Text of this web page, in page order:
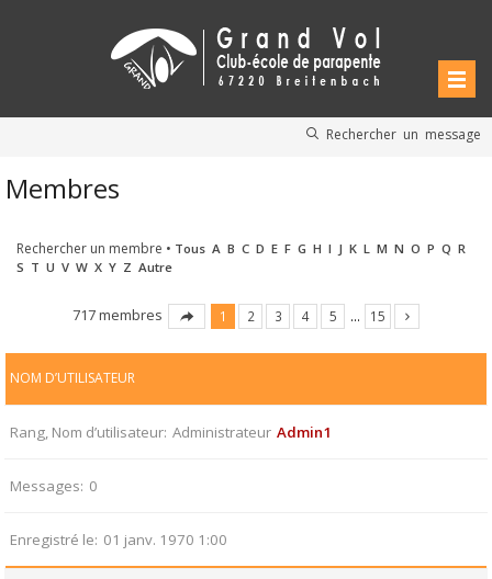
Rechercher un message
Membres
Rechercher un membre • Tous A B C D E F G H I J K L M N O P Q R
S T U V W X Y Z Autre
717 membres 1 2 3 4 5 … 15
NOM D’UTILISATEUR
Rang, Nom d’utilisateur Administrateur Admin1
Messages 0
Enregistré le 01 janv. 1970 1:00